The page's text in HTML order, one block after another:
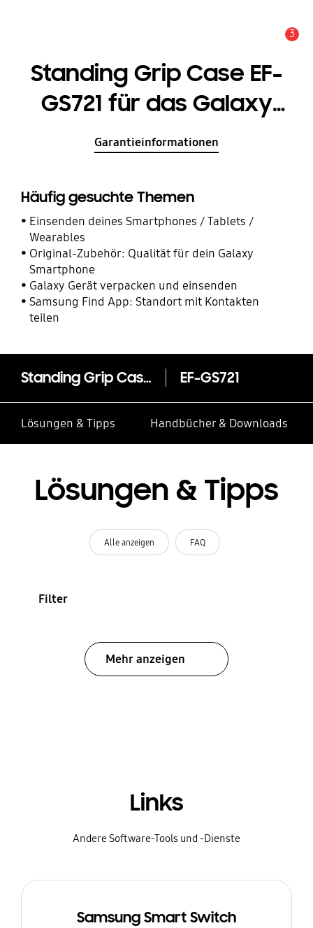
3
Standing Grip Case EF-
GS721 für das Galaxy
S24 FE
Garantieinformationen
Häufig gesuchte Themen
Einsenden deines Smartphones / Tablets /
Wearables
Original-Zubehör: Qualität für dein Galaxy
Smartphone
Galaxy Gerät verpacken und einsenden
Samsung Find App: Standort mit Kontakten
teilen
Standing Grip Case EF-GS721 für das Galaxy S24 FE EF-GS721
Lösungen & Tipps Handbücher & Downloads
Lösungen & Tipps
Alle anzeigen FAQ
Filter
Mehr anzeigen
Links
Andere Software-Tools und -Dienste
Samsung Smart Switch